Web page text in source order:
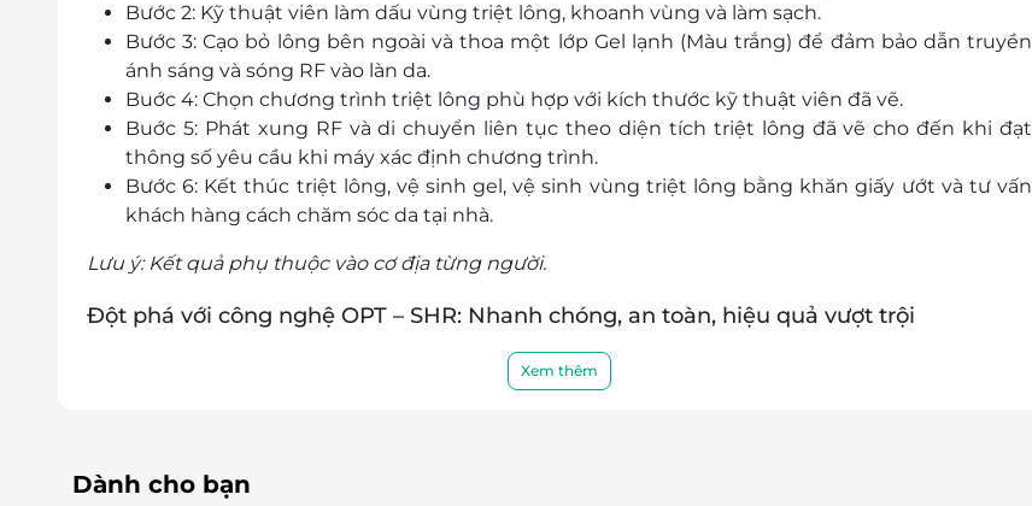
Bước 2: Kỹ thuật viên làm dấu vùng triệt lông, khoanh vùng và làm sạch.
Bước 3: Cạo bỏ lông bên ngoài và thoa một lớp Gel lạnh (Màu trắng) để đảm bảo dẫn truyền
ánh sáng và sóng RF vào làn da.
Buớc 4: Chọn chương trình triệt lông phù hợp với kích thước kỹ thuật viên đã vẽ.
Buớc 5: Phát xung RF và di chuyển liên tục theo diện tích triệt lông đã vẽ cho đến khi đạt
thông số yêu cầu khi máy xác định chương trình.
Bước 6: Kết thúc triệt lông, vệ sinh gel, vệ sinh vùng triệt lông bằng khăn giấy ướt và tư vấn
khách hàng cách chăm sóc da tại nhà.
Lưu ý: Kết quả phụ thuộc vào cơ địa từng người.
Đột phá với công nghệ OPT – SHR: Nhanh chóng, an toàn, hiệu quả vượt trội
Không còn lo lắng về những phương pháp triệt lông cũ kỹ, đau rát và kém hiệu quả, công nghệ
tại Beauty5 Clinic Spa mở ra một kỷ nguyên mới:
SHR (Super Hair Removal)
Xem thêm
Dành cho bạn